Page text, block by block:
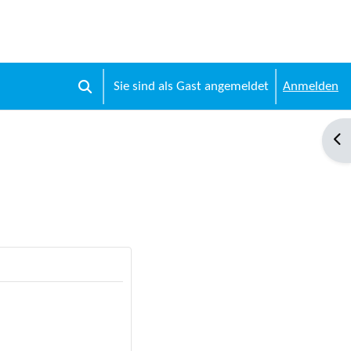
Sucheingabe umschalten
Sie sind als Gast angemeldet Anmelden